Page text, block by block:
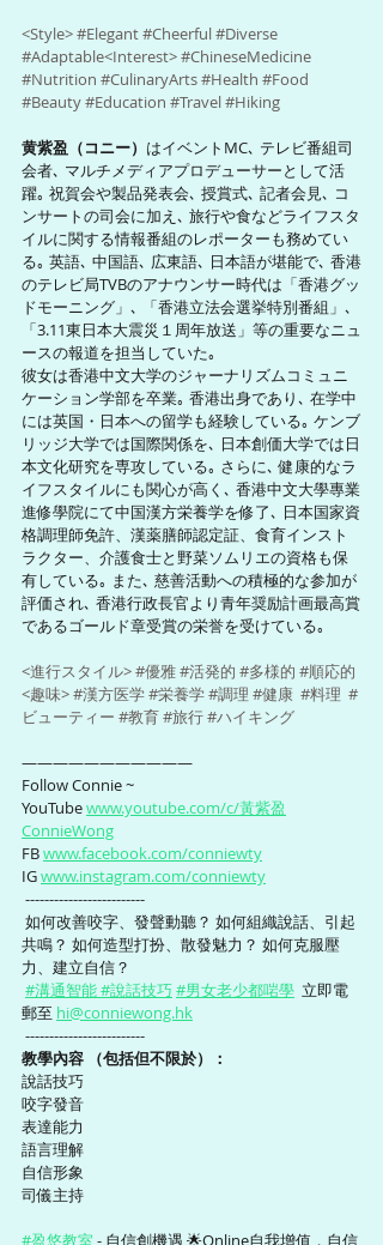
<Style> #Elegant#Cheerful#Diverse
#Adaptable<Interest> #ChineseMedicine
#Nutrition #CulinaryArts#Health #Food
#Beauty#Education #Travel#Hiking
黄紫盈（コニー） はイベントMC､ テレビ番組司
会者､ マルチメディアプロデューサーとして活
躍｡ 祝賀会や製品発表会､ 授賞式､ 記者会見､ コ
ンサートの司会に加え､ 旅行や食などライフスタ
イルに関する情報番組のレポーターも務めてい
る｡ 英語､ 中国語､ 広東語､ 日本語が堪能で､ 香港
のテレビ局TVBのアナウンサー時代は「香港グッ
ドモーニング」､ 「香港立法会選挙特別番組」､
「3.11東日本大震災１周年放送」等の重要なニュ
ースの報道を担当していた｡
彼女は香港中文大学のジャーナリズムコミュニ
ケーション学部を卒業｡ 香港出身であり､ 在学中
には英国・日本への留学も経験している｡ ケンブ
リッジ大学では国際関係を､ 日本創価大学では日
本文化研究を専攻している｡ さらに､ 健康的なラ
イフスタイルにも関心が高く､ 香港中文大學專業
進修學院にて中国漢方栄養学を修了､ 日本国家資
格調理師免許、漢薬膳師認定証、食育インスト
ラクター、介護食士と野菜ソムリエの資格も保
有している｡ また､ 慈善活動への積極的な参加が
評価され､ 香港行政長官より青年奨励計画最高賞
であるゴールド章受賞の栄誉を受けている｡
<進行スタイル> #優雅#活発的 #多様的 #順応的
<趣味> #漢方医学#栄養学#調理 #健康 #料理 #
ビューティー #教育#旅行#ハイキング
———————————
Follow Connie ~
YouTube www.youtube.com/c/黃紫盈
ConnieWong
FB www.facebook.com/conniewty
IG www.instagram.com/conniewty
-------------------------
如何改善咬字、發聲動聽？ 如何組織說話、引起
共鳴？ 如何造型打扮、散發魅力？ 如何克服壓
力、建立自信？
#溝通智能 #說話技巧#男女老少都啱學 立即電
郵至 hi@conniewong.hk
-------------------------
教學內容 （包括但不限於）：
說話技巧
咬字發音
表達能力
語言理解
自信形象
司儀主持
#盈悠教室 - 自信創機遇 🌟Online自我增值，自信